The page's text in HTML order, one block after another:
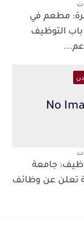
مطعم في
باب التوظيف
جامعة
تعلن عن وظائف